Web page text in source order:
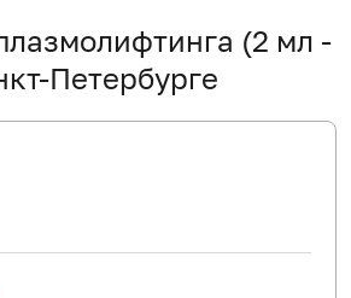
(2 мл -
Петербурге